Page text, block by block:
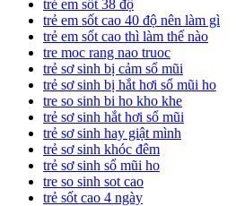
trẻ em sốt 38 độ
trẻ em sốt cao 40 độ nên làm gì
trẻ em sốt cao thì làm thế nào
tre moc rang nao truoc
trẻ sơ sinh bị cảm sổ mũi
trẻ sơ sinh bị hắt hơi sổ mũi ho
tre so sinh bi ho kho khe
trẻ sơ sinh hắt hơi sổ mũi
trẻ sơ sinh hay giật mình
trẻ sơ sinh khóc đêm
trẻ sơ sinh sổ mũi ho
tre so sinh sot cao
trẻ sốt cao 4 ngày